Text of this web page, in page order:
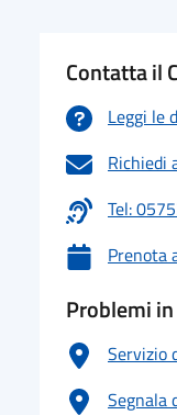
Contatta il
Leggi le
Richiedi
Tel:
Prenota
Problemi
Servizio
Segnala